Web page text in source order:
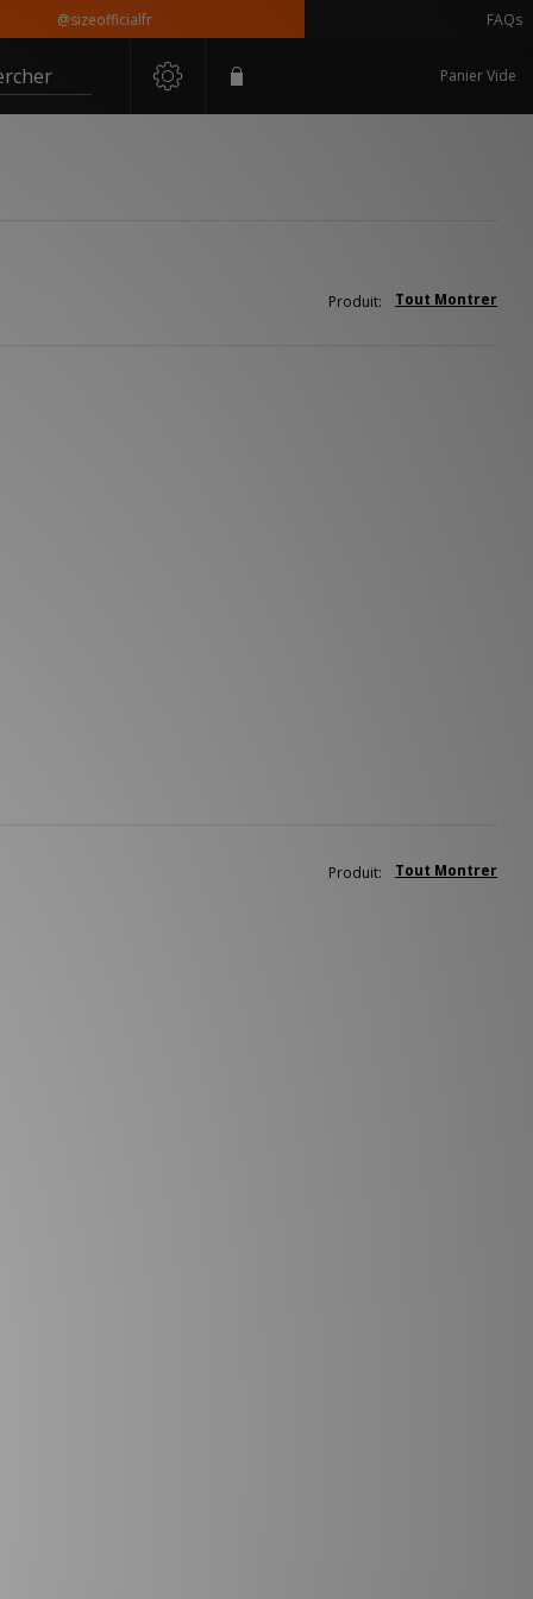
@sizeofficialfr FAQs
Panier Vide
Tout Montrer
Produit:
Tout Montrer
Produit: